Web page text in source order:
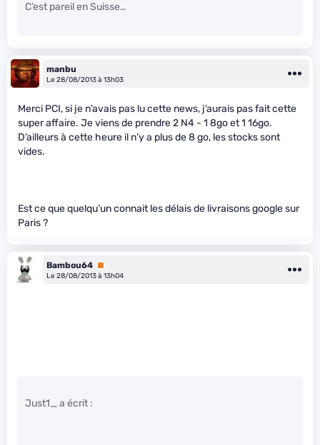
C’est pareil en Suisse…
manbu
Le 28/08/2013 à 13h03
Merci PCI, si je n’avais pas lu cette news, j’aurais pas fait cette
super affaire. Je viens de prendre 2 N4 - 1 8go et 1 16go.
D’ailleurs à cette heure il n’y a plus de 8 go, les stocks sont
vides.
Est ce que quelqu’un connait les délais de livraisons google sur
Paris ?
Bambou64 Premium
Le 28/08/2013 à 13h04
Just1_ a écrit :